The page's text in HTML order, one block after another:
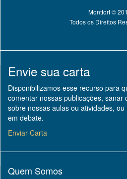
Montfort ©
Todos os Direitos
Envie sua carta
Disponibilizamos esse recurso para
comentar nossas publicações, sanar
sobre nossas aulas ou atividades,
em debate.
Enviar Carta
Quem Somos